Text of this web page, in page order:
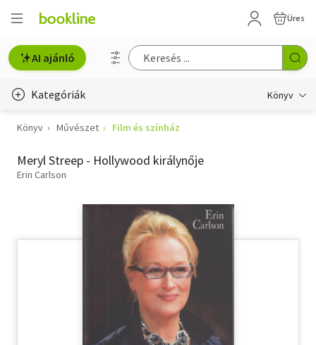
Üres
AI ajánló
Kategóriák Könyv
Életmód, egészség
Erotika
Szótár, nyelvkönyv
Könyv Művészet Film és színház
Meryl Streep - Hollywood királynője
Erin Carlson